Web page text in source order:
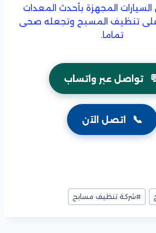
المجهزة بأحدث المعدات
تنظيف المسبح وتجعله صحى
تماما.
تواصل عبر واتساب
📞 اتصل الآن
#شركة تنظيف مسابح